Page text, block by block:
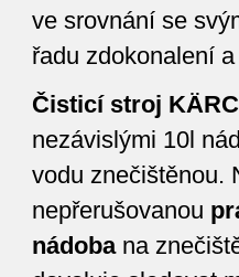
ve srovnání se
řadu zdokonalení
Čisticí stroj
nezávislými 10l
vodu znečištěnou.
nepřerušovanou
nádobana